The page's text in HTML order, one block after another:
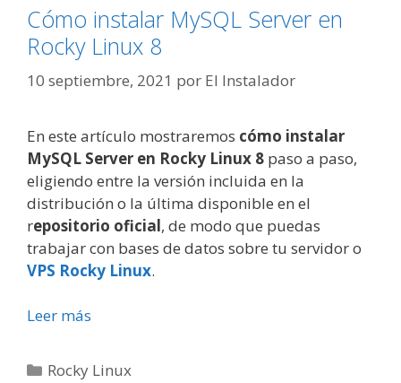
Cómo instalar MySQL Server en
Rocky Linux 8
10 septiembre, 2021 por El Instalador
En este artículo mostraremos cómo instalar
MySQL Server en Rocky Linux 8 paso a paso,
eligiendo entre la versión incluida en la
distribución o la última disponible en el
repositorio oficial, de modo que puedas
trabajar con bases de datos sobre tu servidor o
VPS Rocky Linux.
Leer más
Categorías
Rocky Linux